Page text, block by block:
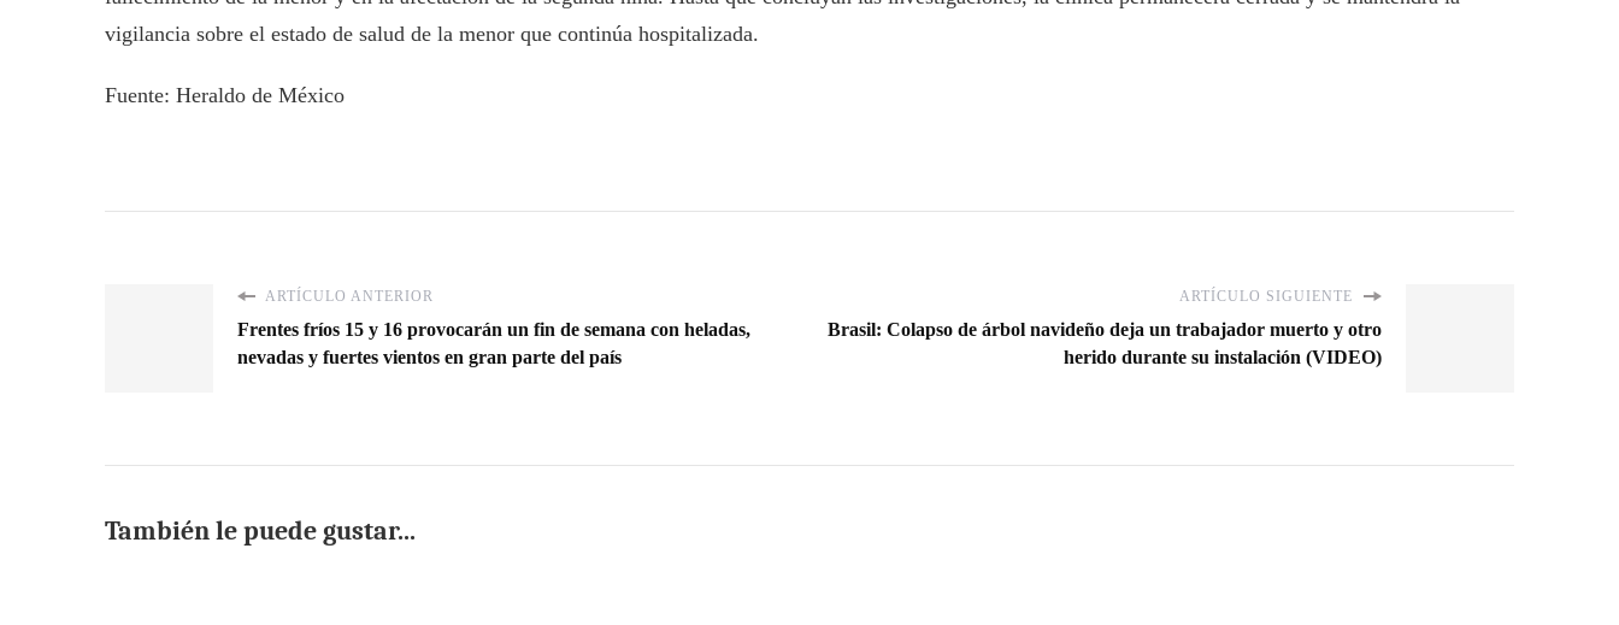
vigilancia sobre el estado de salud de la menor que continúa hospitalizada.
Fuente: Heraldo de México
ARTÍCULO ANTERIOR
Frentes fríos 15 y 16 provocarán un fin de semana con heladas,
nevadas y fuertes vientos en gran parte del país
ARTÍCULO SIGUIENTE
Brasil: Colapso de árbol navideño deja un trabajador muerto y otro
herido durante su instalación (VIDEO)
También le puede gustar...